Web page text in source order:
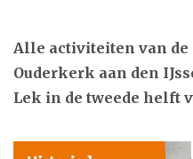
Alle activiteiten van de
Ouderkerk aan den
Lek in de tweede helft